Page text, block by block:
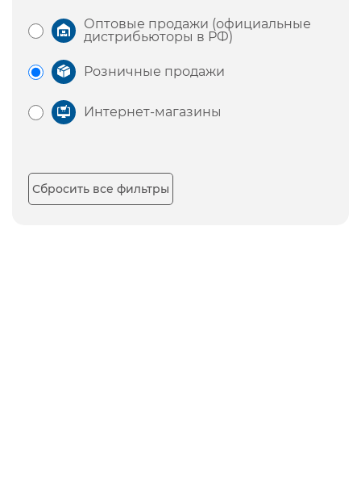
Оптовые продажи (официальные
дистрибьюторы в РФ)
Розничные продажи
Интернет-магазины
Сбросить все фильтры